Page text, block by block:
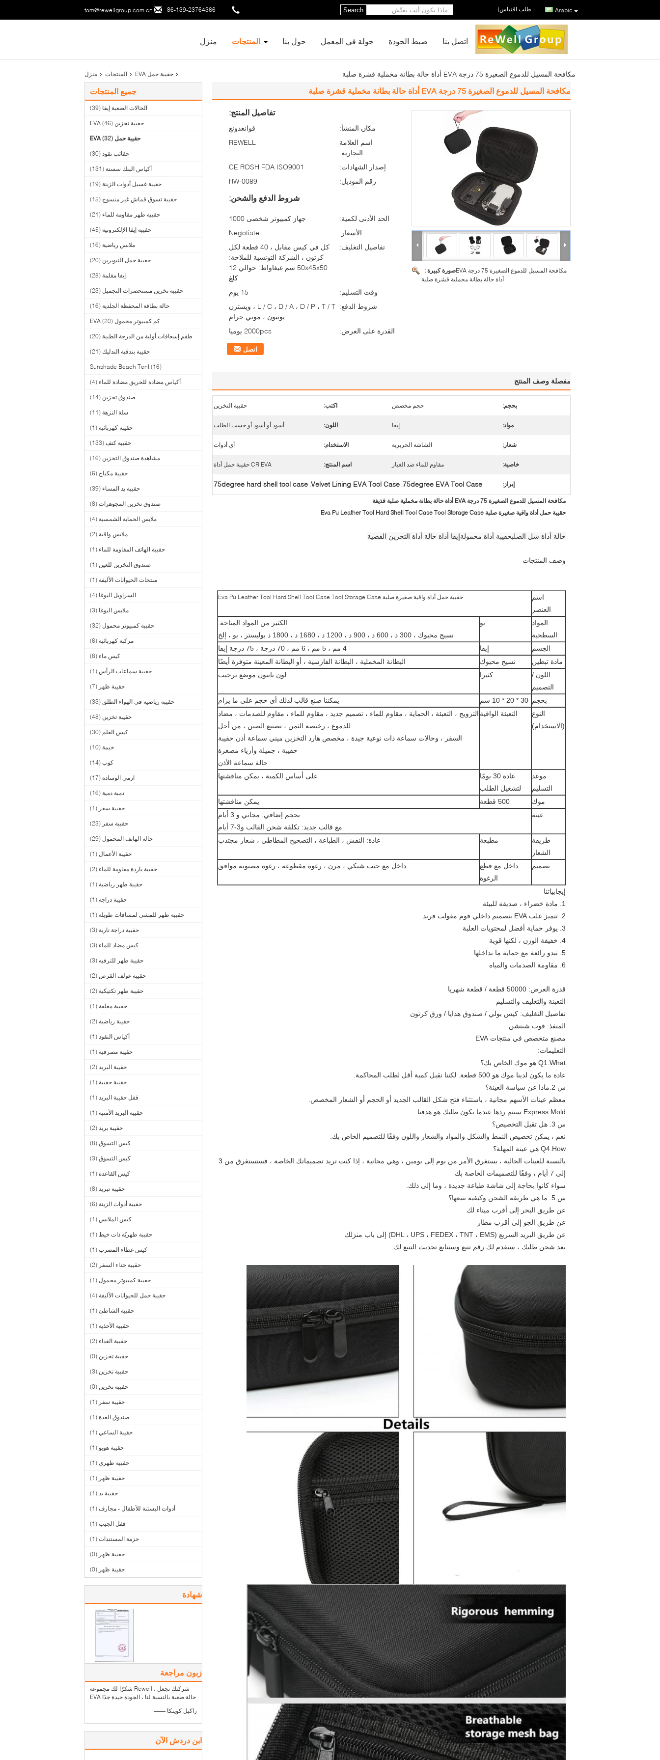
tom@rewellgroup.com.cn 86-139-23764366 Arabic طلب اقتباس|
Search
منزل المنتجات حول بنا جولة في المعمل ضبط الجودة اتصل بنا
منزل المنتجات حقيبة حمل EVA مكافحة المسيل للدموع الصغيرة 75 درجة EVA أداة حالة بطانة مخملية قشرة صلبة
جميع المنتجات
الحالات الصعبة إيفا (39)
حقيبة تخزين EVA (46)
حقيبة حمل EVA (32)
حقائب نقود (30)
أكياس البنك سستة (131)
حقيبة غسيل أدوات الزينة (19)
حقيبة تسوق قماش غير منسوج (15)
حقيبة ظهر مقاومة للماء (21)
حقيبة إيفا الإلكترونية (45)
ملابس رياضية (16)
حقيبة حمل النيوبرين (20)
إيفا مقلمة (28)
حقيبة تخزين مستحضرات التجميل (23)
حالة بطاقة المحفظة الجلدية (16)
كم كمبيوتر محمول EVA (20)
طقم إسعافات أولية من الدرجة الطبية (20)
حقيبة بندقية التدليك (21)
Sunshade Beach Tent (16)
أكياس مضادة للحريق مضادة للماء (4)
صندوق تخزين (14)
سلة النزهة (11)
حقيبة كهربائية (1)
حقيبة كتف (133)
مشاهدة صندوق التخزين (16)
حقيبة مكياج (6)
حقيبة يد المساء (39)
صندوق تخزين المجوهرات (8)
ملابس الحماية الشمسية (4)
ملابس واقية (2)
حقيبة الهاتف المقاومة للماء (1)
صندوق التخزين للعين (1)
منتجات الحيوانات الأليفة (1)
السراويل اليوغا (4)
ملابس اليوغا (3)
حقيبة كمبيوتر محمول (32)
مركبة كهربائية (6)
كيس ماء (8)
حقيبة سماعات الرأس (1)
حقيبة ظهر (7)
حقيبة رياضية في الهواء الطلق (33)
حقيبة تخزين (48)
كيس القلم (30)
خيمة (10)
كوب (14)
ارمي الوسادة (17)
دمية دمية (16)
حقيبة سفر (1)
حقيبة سفر (23)
حالة الهاتف المحمول (29)
حقيبة الأعمال (1)
حقيبة باردة مقاومة للماء (2)
حقيبة ظهر رياضية (1)
حقيبة دراجة (1)
حقيبة ظهر للمشي لمسافات طويلة (1)
حقيبة دراجة نارية (3)
كيس مضاد للماء (3)
حقيبة ظهر للترفيه (3)
حقيبة غولف القرص (2)
حقيبة ظهر تكتيكية (2)
حقيبة مغلفة (1)
حقيبة رياضية (2)
أكياس النقود (1)
حقيبة مصرفية (1)
حقيبة البريد (2)
حقيبة حقيبة (1)
قفل حقيبة البريد (1)
حقيبة البريد الأمنية (1)
حقيبة بريد (2)
كيس التسوق (8)
كيس التسوق (3)
كيس القاعدة (1)
حقيبة تبريد (8)
حقيبة أدوات الزينة (6)
كيس الملابس (1)
حقيبة ظهريّة ذات خيط (1)
كيس غطاء المضرب (1)
حقيبة حذاء السفر (2)
حقيبة كمبيوتر محمول (1)
حقيبة حمل للحيوانات الأليفة (4)
حقيبة الشاطئ (1)
حقيبة الأحذية (1)
حقيبة الغداء (2)
حقيبة تخزين (0)
حقيبة تخزين (3)
حقيبة تخزين (0)
حقيبة سفر (1)
صندوق العدة (1)
حقيبة الساعي (1)
حقيبة هوبو (1)
حقيبة ظهري (1)
حقيبة ظهر (1)
حقيبة يد (1)
أدوات البستنة للأطفال - مجارف (1)
قفل الجيب (1)
حزمة المستندات (1)
حقيبة ظهر (0)
حقيبة ظهر (0)
شهادة
زبون مراجعة
شكرًا لك مجموعة Rewell ، شركتك تجعل
EVA حالة صعبة بالنسبة لنا ، الجودة جيدة جدًا
—— راكيل كوينكا
ابن دردش الآن
مكافحة المسيل للدموع الصغيرة 75 درجة EVA أداة حالة بطانة مخملية قشرة صلبة
صورة كبيرة :مكافحة المسيل للدموع الصغيرة 75 درجة EVA
أداة حالة بطانة مخملية قشرة صلبة
تفاصيل المنتج:
مكان المنشأ:
قوانغدونغ
اسم العلامة
التجارية:
REWELL
إصدار الشهادات:
CE ROSH FDA ISO9001
رقم الموديل:
RW-0089
شروط الدفع والشحن:
الحد الأدنى لكمية:
جهاز كمبيوتر شخصى 1000
الأسعار:
Negotiate
تفاصيل التغليف:
كل في كيس مقابل ، 40 قطعة لكل
كرتون ، الشركة التونسية للملاحة:
50x45x50 سم غيغاواط: حوالي 12
كلغ
وقت التسليم:
15 يوم
شروط الدفع:
L / C ، D / A ، D / P ، T / T ، ويسترن
يونيون ، موني جرام
القدرة على العرض:
2000pcs يوميا
اتصل
مفصلة وصف المنتج
بحجم: حجم مخصص اكتب: حقيبة التخزين
مواد: إيفا اللون: أسود أو أسود أو حسب الطلب
شعار: الشاشة الحريرية الاستخدام: أي أدوات
خاصية: مقاوم للماء ضد الغبار اسم المنتج: CR EVA حقيبة حمل أداة
إبراز: 75degree EVA Tool Case
,
Velvet Lining EVA Tool Case
,
75degree hard shell tool case
مكافحة المسيل للدموع الصغيرة 75 درجة EVA أداة حالة بطانة مخملية صلبة قذيفة
حقيبة حمل أداة واقية صغيرة صلبة Eva Pu Leather Tool Hard Shell Tool Case Tool Storage Case
حالة أداة شل الصلبحقيبة أداة محمولةإيفا أداة حالة أداة التخزين القضية
وصف المنتجات
اسم
العنصر
حقيبة حمل أداة واقية صغيرة صلبة Eva Pu Leather Tool Hard Shell Tool Case Tool Storage Case
المواد
السطحية
بو
الكثير من المواد المتاحة:
نسيج محبوك ، 300 د ، 600 د ، 900 د ، 1200 د ، 1680 د ، 1800 د بوليستر ، بو ، إلخ
الجسم
إيفا
4 مم ، 5 مم ، 6 مم ، 70 درجة ، 75 درجة إيفا
مادة تبطين
نسيج محبوك
البطانة المخملية ، البطانة الفارسية ، أو البطانة المعينة متوفرة أيضًا
اللون /
التصميم
كثيرا لون بانتون موضع ترحيب
بحجم 30 * 20 * 10 سم
يمكننا صنع قالب لذلك أي حجم على ما يرام
النوع
(الاستخدام)
التعبئة الواقية الترويج ، التعبئة ، الحماية ، مقاوم للماء ، تصميم جديد ، مقاوم للماء ، مقاوم للصدمات ، مضاد
للدموع ، رخيصة الثمن ، تصنيع الصين ، من أجل
السفر ، وحالات سماعة ذات نوعية جيدة ، مخصص هارد التخزين ميني سماعة أذن حقيبة
حقيبة ، جميلة وأزياء مصغرة
حالة سماعة الأذن
موعد
التسليم
عادة 30 يومًا
لتشغيل الطلب
على أساس الكمية ، يمكن مناقشتها
موك 500 قطعة
يمكن مناقشتها
عينة
بحجم إضافي: مجاني و 3 أيام
مع قالب جديد: تكلفة شحن القالب و3-7 أيام
طريقة
الشعار
مطبعة عادة: النقش ، الطباعة ، التصحيح المطاطي ، شعار مجتذب
تصميم
داخل مع قطع
الرغوة
داخل مع جيب شبكي ، مرن ، رغوة مقطوعة ، رغوة مصبوبة موافق
إيجابياتنا
1. مادة خضراء ، صديقة للبيئة
2. تتميز علب EVA بتصميم داخلي فوم مقولب فريد.
3. يوفر حماية أفضل لمحتويات العلبة
4. خفيفة الوزن ، لكنها قوية
5. تبدو رائعة مع حماية ما بداخلها
6. مقاومة الصدمات والمياه
قدرة العرض: 50000 قطعة / قطعة شهريا
التعبئة والتغليف والتسليم
تفاصيل التغليف: كيس بولي / صندوق هدايا / ورق كرتون
المنفذ: فوب شنتشن
مصنع متخصص في منتجات EVA
التعليمات:
Q1.What هو موك الخاص بك؟
عادة ما يكون لدينا موك هو 500 قطعة. لكننا نقبل كمية أقل لطلب المحاكمة.
س 2.ماذا عن سياسة العينة؟
معظم عينات الأسهم مجانية ، باستثناء فتح شكل القالب الجديد أو الحجم أو الشعار المخصص.
Express.Mold سيتم ردها عندما يكون طلبك هو هدفنا.
س 3. هل تقبل التخصيص؟
نعم ، يمكن تخصيص النمط والشكل والمواد والشعار واللون وفقًا للتصميم الخاص بك.
Q4.How هي عينة المهلة؟
بالنسبة للعينات الحالية ، يستغرق الأمر من يوم إلى يومين ، وهي مجانية ، إذا كنت تريد تصميماتك الخاصة ، فستستغرق من 3
إلى 7 أيام ، وفقًا للتصميمات الخاصة بك
سواء كانوا بحاجة إلى شاشة طباعة جديدة ، وما إلى ذلك.
س 5. ما هي طريقة الشحن وكيفية تتبعها؟
عن طريق البحر إلى أقرب ميناء لك
عن طريق الجو إلى أقرب مطار
عن طريق البريد السريع (DHL ، UPS ، FEDEX ، TNT ، EMS) إلى باب منزلك
بعد شحن طلبك ، سنقدم لك رقم تتبع وسنتابع تحديث التتبع لك.